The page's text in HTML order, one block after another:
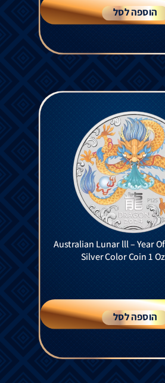
הוספה לסל
Australian Lunar lll – Year
Silver Color Coin 1
הוספה לסל